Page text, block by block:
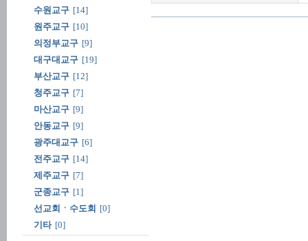
수원교구 [14]
원주교구 [10]
의정부교구 [9]
대구대교구 [19]
부산교구 [12]
청주교구 [7]
마산교구 [9]
안동교구 [9]
광주대교구 [6]
전주교구 [14]
제주교구 [7]
군종교구 [1]
선교회ㆍ수도회 [0]
기타 [0]